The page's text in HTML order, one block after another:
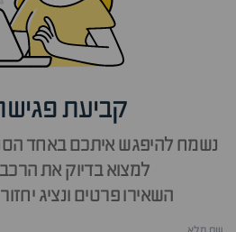
קביעת
נשמח להיפגש איתכם באחד
למצוא בדיוק את
השאירו פרטים ונציג